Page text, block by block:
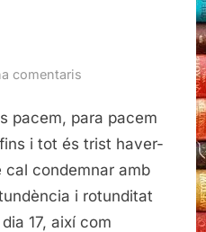
comentaris
vis
pacem,
para
pacem, para pacem
i tot és trist haver-
cal condemnar amb
i rotunditat
17, així com